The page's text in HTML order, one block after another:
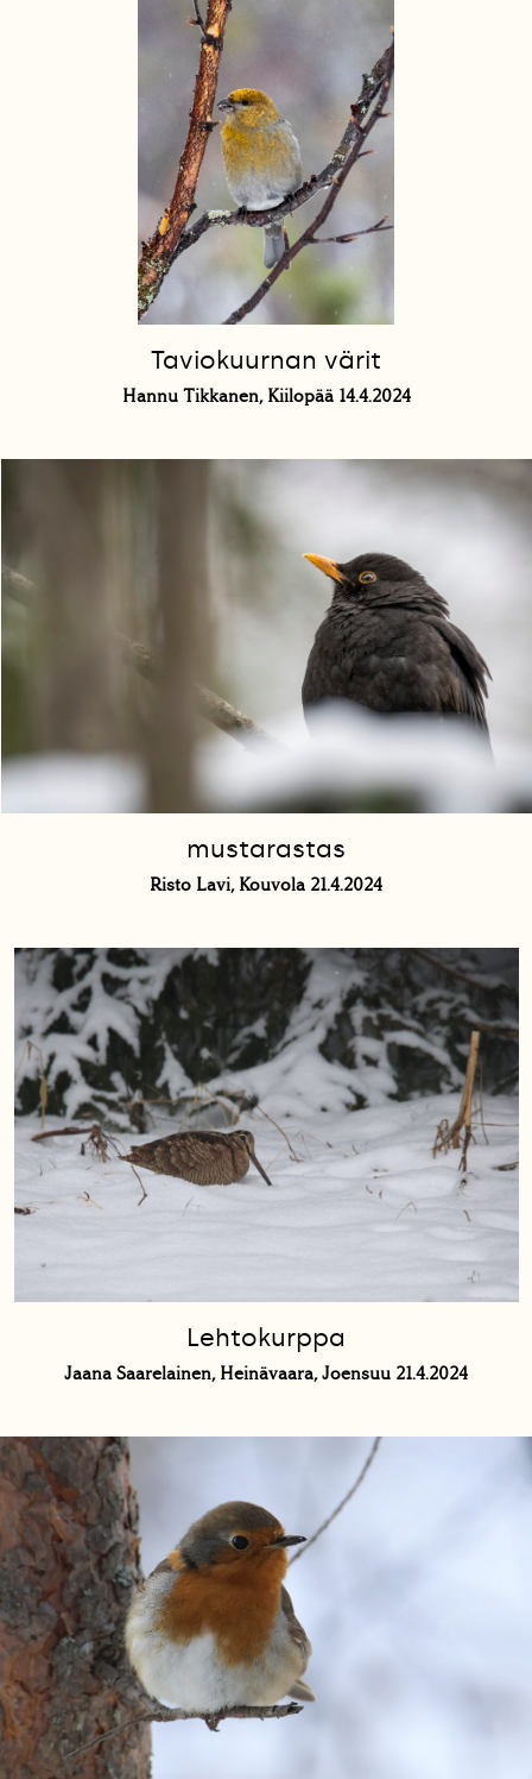
Taviokuurnan värit
Hannu Tikkanen, Kiilopää 14.4.2024
mustarastas
Risto Lavi, Kouvola 21.4.2024
Lehtokurppa
Jaana Saarelainen, Heinävaara, Joensuu 21.4.2024